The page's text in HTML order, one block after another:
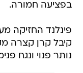
בפציעה חמורה.
קיבל קרן קצרה
נותר פנוי ונגח